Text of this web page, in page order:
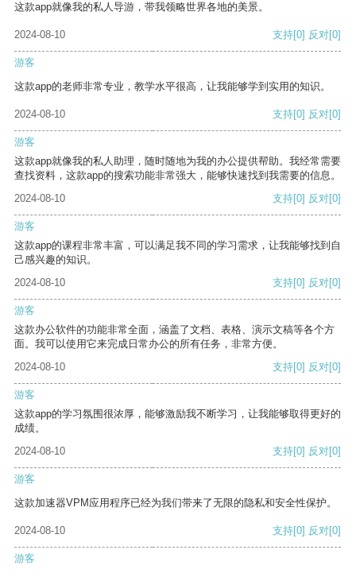
这款app就像我的私人导游，带我领略世界各地的美景。
2024-08-10 支持[0] 反对[0]
游客
这款app的老师非常专业，教学水平很高，让我能够学到实用的知识。
2024-08-10 支持[0] 反对[0]
游客
这款app就像我的私人助理，随时随地为我的办公提供帮助。我经常需要
查找资料，这款app的搜索功能非常强大，能够快速找到我需要的信息。
2024-08-10
支持[0] 反对[0]
游客
这款app的课程非常丰富，可以满足我不同的学习需求，让我能够找到自
己感兴趣的知识。
2024-08-10
支持[0] 反对[0]
游客
这款办公软件的功能非常全面，涵盖了文档、表格、演示文稿等各个方
面。我可以使用它来完成日常办公的所有任务，非常方便。
2024-08-10
支持[0] 反对[0]
游客
这款app的学习氛围很浓厚，能够激励我不断学习，让我能够取得更好的
成绩。
2024-08-10
支持[0] 反对[0]
游客
这款加速器VPM应用程序已经为我们带来了无限的隐私和安全性保护。
2024-08-10 支持[0] 反对[0]
游客